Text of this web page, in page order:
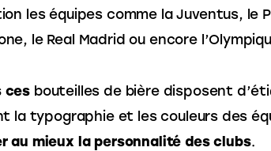
les équipes comme la Juventus, le
le Real Madrid ou encore
ces bouteilles de bière disposent
la typographie et les couleurs des
au mieux la personnalité des clubs.